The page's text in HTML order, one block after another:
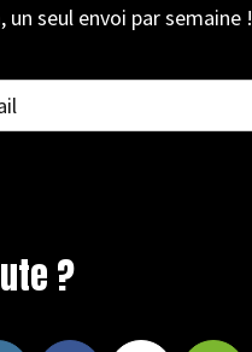
un seul envoi par semaine !
?